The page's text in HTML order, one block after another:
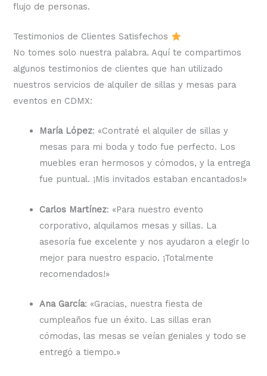
flujo de personas.
Testimonios de Clientes Satisfechos
No tomes solo nuestra palabra. Aquí te compartimos
algunos testimonios de clientes que han utilizado
nuestros servicios de alquiler de sillas y mesas para
eventos en CDMX:
María López: «Contraté el alquiler de sillas y
mesas para mi boda y todo fue perfecto. Los
muebles eran hermosos y cómodos, y la entrega
fue puntual. ¡Mis invitados estaban encantados!»
Carlos Martínez: «Para nuestro evento
corporativo, alquilamos mesas y sillas. La
asesoría fue excelente y nos ayudaron a elegir lo
mejor para nuestro espacio. ¡Totalmente
recomendados!»
Ana García: «Gracias, nuestra fiesta de
cumpleaños fue un éxito. Las sillas eran
cómodas, las mesas se veían geniales y todo se
entregó a tiempo.»